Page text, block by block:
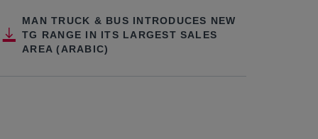
MAN TRUCK & BUS INTRODUCES NEW
TG RANGE IN ITS LARGEST SALES
AREA (ARABIC)